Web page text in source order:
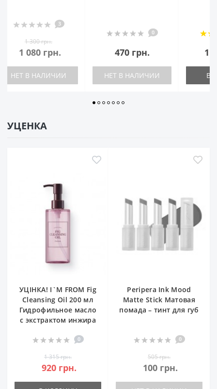
3
1 300 грн.
080 грн.
В НАЛИЧИИ
0
470 грн.
НЕТ В НАЛИЧИИ
1 030
В
УЦЕНКА
УЦІНКА! I`M FROM Fig
Cleansing Oil 200 мл
Гидрофильное масло
с экстрактом инжира
0
1 315 грн.
920 грн.
Peripera Ink Mood
Matte Stick Матовая
помада – тинт для губ
0
505 грн.
100 грн.